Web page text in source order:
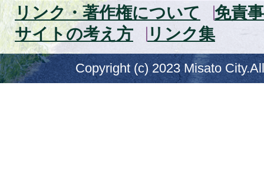
リンク・著作権について
免責
サイトの考え方
リンク集
Copyright (c) 2023 Misato